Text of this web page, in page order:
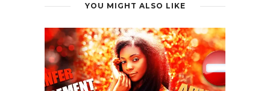
YOU MIGHT ALSO LIKE